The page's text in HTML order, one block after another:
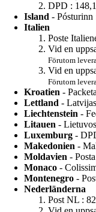
DPD :
Island - Pósturinn
Italien
Poste
Vid en
Förutom
Vid en
Förutom
Kroatien -
Lettland -
Liechtenstein -
Litauen -
Luxemburg -
Makedonien -
Moldavien -
Monaco -
Montenegro -
Nederländerna
Post NL :